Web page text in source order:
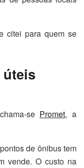
citei para quem se
úteis
se Promet, a
de ônibus tem
vende. O custo na